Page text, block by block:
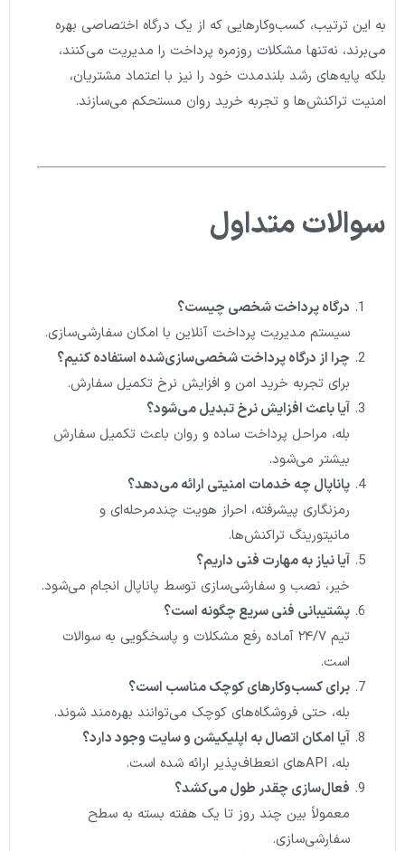
به این ترتیب، کسب‌وکارهایی که از یک درگاه اختصاصی بهره
می‌برند، نه‌تنها مشکلات روزمره پرداخت را مدیریت می‌کنند،
بلکه پایه‌های رشد بلندمدت خود را نیز با اعتماد مشتریان،
امنیت تراکنش‌ها و تجربه خرید روان مستحکم می‌سازند.
سوالات متداول
درگاه پرداخت شخصی چیست؟
سیستم مدیریت پرداخت آنلاین با امکان سفارشی‌سازی.
چرا از درگاه پرداخت شخصی‌سازی‌شده استفاده کنیم؟
برای تجربه خرید امن و افزایش نرخ تکمیل سفارش.
آیا باعث افزایش نرخ تبدیل می‌شود؟
بله، مراحل پرداخت ساده و روان باعث تکمیل سفارش
بیشتر می‌شود.
پاناپال چه خدمات امنیتی ارائه می‌دهد؟
رمزنگاری پیشرفته، احراز هویت چندمرحله‌ای و
مانیتورینگ تراکنش‌ها.
آیا نیاز به مهارت فنی داریم؟
خیر، نصب و سفارشی‌سازی توسط پاناپال انجام می‌شود.
پشتیبانی فنی سریع چگونه است؟
تیم ۲۴/۷ آماده رفع مشکلات و پاسخگویی به سوالات
است.
برای کسب‌وکارهای کوچک مناسب است؟
بله، حتی فروشگاه‌های کوچک می‌توانند بهره‌مند شوند.
آیا امکان اتصال به اپلیکیشن و سایت وجود دارد؟
بله، APIهای انعطاف‌پذیر ارائه شده است.
فعال‌سازی چقدر طول می‌کشد؟
معمولاً بین چند روز تا یک هفته بسته به سطح
سفارشی‌سازی.